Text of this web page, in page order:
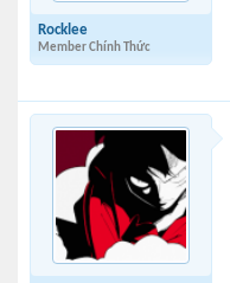
Rocklee
Member Chính Thức